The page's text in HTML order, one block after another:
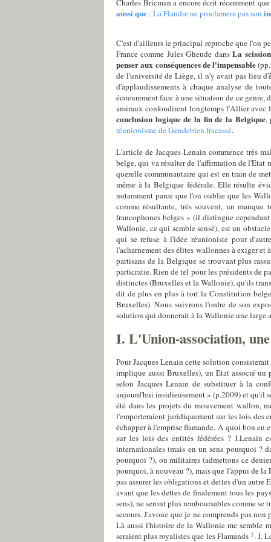
Charles Bricman a encore écrit récemment
aussi que : La Flandre ne proclamera pas son
C'est d'ailleurs le principal reproche que l'on
France comme Jules Gheude dansLa
penser aux conséquences de l'impensable
de l'université de Liège, il n'y avait pas lieu
d'applaudissements à chaque analyse de
écoeurement face à une situation de ce
amiraux confondirent longtemps l'Allier avec
conclusion logique de la fin de la Belgique,
réunionisme de Gendebien fracassé.
L'article de Jacques Lenain commence très
belge, qui va résulter de l'affirmation de l'Etat
querelle communautaire qui est en train de
même à la Belgique fédérale. Elle résulte
notamment parce que l'on oublie que les
comme résultante, très souvent, un
francophones belges » (il distingue
Wallonie, ce qui semble sensé), est un
qui se refuse à l'idée réunioniste pour
l'acharnement des élites wallonnes à exiger
partisans de la Belgique se trouvant plus
particratie. Rien de tel pour les présidents de
distinctes (Bruxelles et la Wallonie), qu'ils
dit de plus en plus à tort la Constitution
Bruxelles). Nous suivrons l'ordre de son
solution qui donnerait à la Wallonie une large
I. L'Union-association,
Pour Jacques Lenain cette solution
implique aussi Bruxelles), un Etat associé
selon Jacques Lenain de substituer à la
aujourd'hui insidieusement » (p.2009) et qu'il
été dans les projets du mouvement wallon,
l'emporteraient juridiquement sur les lois des
échapper à l'emprise flamande. A quoi bon en
sur les lois des entités fédérées ? J.Lenain
internationales (mais en un sens pourquoi ?
pourquoi ?), ou militaires (admettons ce
pourquoi, à nouveau ?), mais que l'appui de la
pas assurer les obligations et dettes d'un
avant que les dettes de finalement tous les
sens), ne seront plus remboursables comme
secours. J'avoue que je ne comprends pas
Là aussi l'histoire de la Wallonie me semble
seraient plus royalistes que les Flamands 1. J.